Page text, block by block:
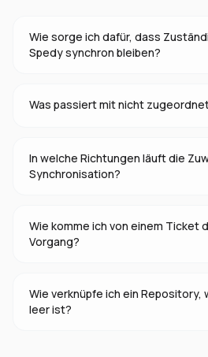
Wie sorge ich dafür, dass
Spedy synchron bleiben?
Was passiert mit nicht
In welche Richtungen läuft die
Synchronisation?
Wie komme ich von einem Ticket
Vorgang?
Wie verknüpfe ich ein Repository,
leer ist?